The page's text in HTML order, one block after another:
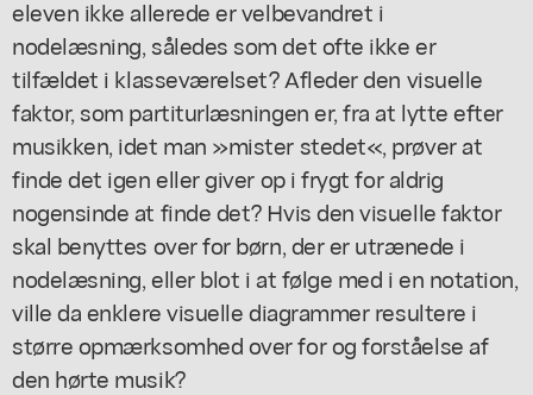
eleven ikke allerede er velbevandret i
nodelæsning, således som det ofte ikke er
tilfældet i klasseværelset? Afleder den visuelle
faktor, som partiturlæsningen er, fra at lytte efter
musikken, idet man »mister stedet«, prøver at
finde det igen eller giver op i frygt for aldrig
nogensinde at finde det? Hvis den visuelle faktor
skal benyttes over for børn, der er utrænede i
nodelæsning, eller blot i at følge med i en notation,
ville da enklere visuelle diagrammer resultere i
større opmærksomhed over for og forståelse af
den hørte musik?